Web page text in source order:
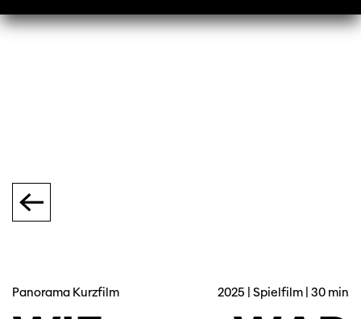
Panorama Kurzfilm 2025 | Spielfilm | 30 min